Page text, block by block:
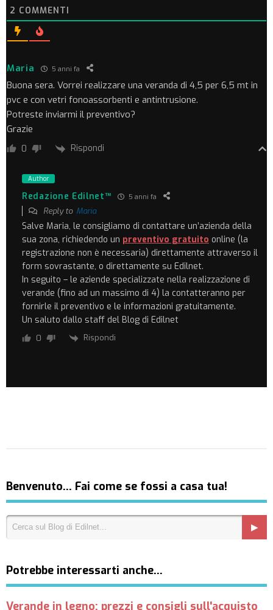
2 COMMENTI
Maria 5 anni fa
Buona sera. Vorrei realizzare una veranda di 4,5 per 6,5 mt in
pvc e con vetri fonoassorbenti e antintrusione.
Potreste inviarmi il preventivo?
Grazie
0 Rispondi
Author
Redazione Edilnet™ 5 anni fa
Reply to Maria
Salve Maria, le consigliamo di contattare un’azienda della
sua zona, richiedendo un preventivo gratuito online (la
registrazione non è necessaria) direttamente attraverso il
form sovrastante, o direttamente su Edilnet.
In seguito – le aziende specializzate nella realizzazione di
verande (fino ad un massimo di 4) la contatteranno per
fornirle il preventivo e le informazioni gratuitamente.
Un saluto dallo staff del Blog di Edilnet
0 Rispondi
Benvenuto… Fai come se fossi a casa tua!
Potrebbe interessarti anche…
Verande in legno: prezzi e consigli sull'acquisto